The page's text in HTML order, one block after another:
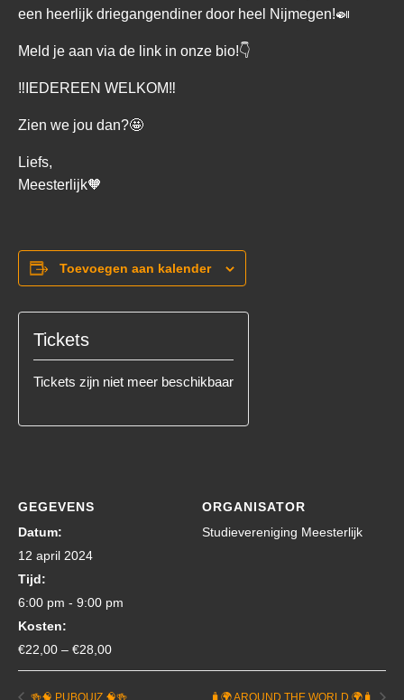
een heerlijk driegangendiner door heel Nijmegen!🍛
Meld je aan via de link in onze bio!👇
‼IEDEREEN WELKOM‼
Zien we jou dan?🤩
Liefs,
Meesterlijk🧡
Toevoegen aan kalender
GEGEVENS
Datum:
12 april 2024
Tijd:
6:00 pm - 9:00 pm
Kosten:
€22,00 – €28,00
ORGANISATOR
Studievereniging Meesterlijk
Tickets
Tickets zijn niet meer beschikbaar
🍻🧠 PUBQUIZ 🧠🍻 🧳🌍 AROUND THE WORLD 🌍🧳